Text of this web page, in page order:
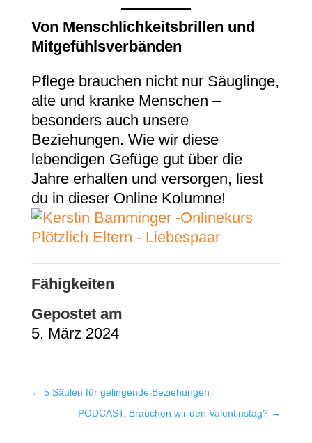
Von Menschlichkeitsbrillen und
Mitgefühlsverbänden
Pflege brauchen nicht nur Säuglinge,
alte und kranke Menschen –
besonders auch unsere
Beziehungen. Wie wir diese
lebendigen Gefüge gut über die
Jahre erhalten und versorgen, liest
du in dieser Online Kolumne!
Fähigkeiten
Gepostet am
5. März 2024
← 5 Säulen für gelingende Beziehungen
PODCAST: Brauchen wir den Valentinstag? →